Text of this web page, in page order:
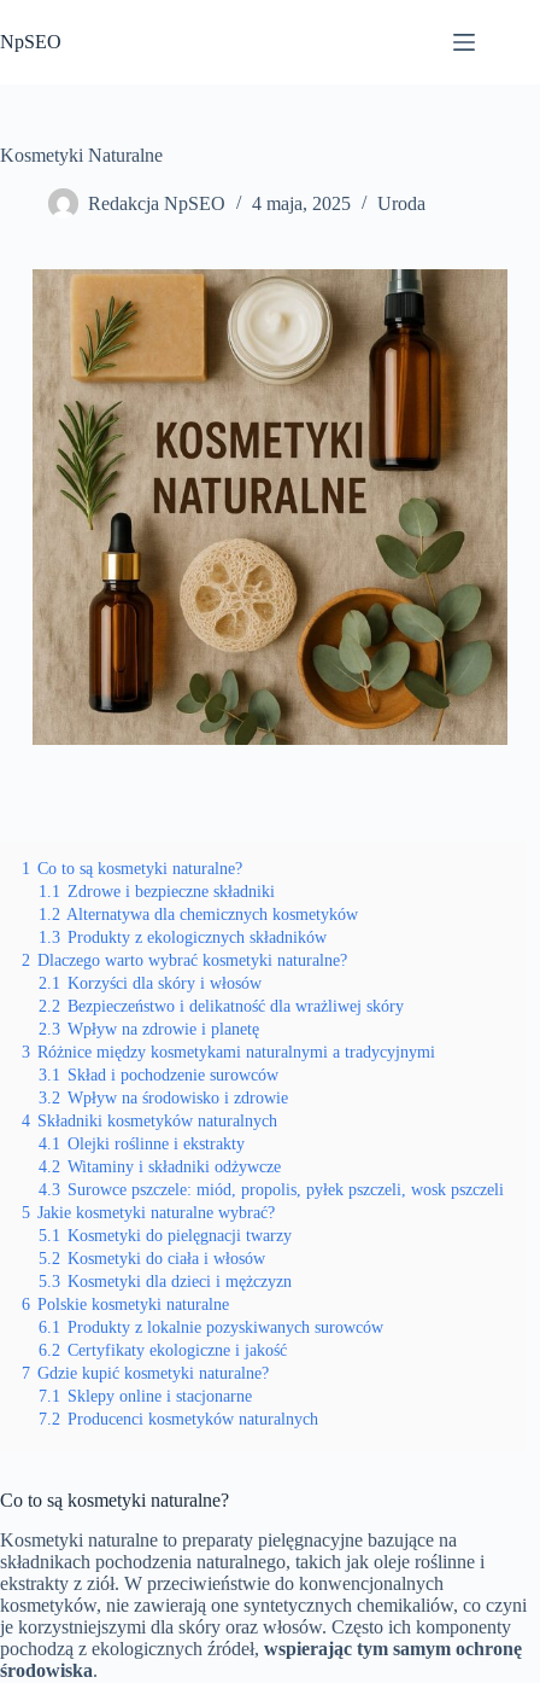
do
treści
NpSEO
Kosmetyki Naturalne
Redakcja NpSEO 4 maja, 2025 Uroda
1 Co to są kosmetyki naturalne?
1.1 Zdrowe i bezpieczne składniki
1.2 Alternatywa dla chemicznych kosmetyków
1.3 Produkty z ekologicznych składników
2 Dlaczego warto wybrać kosmetyki naturalne?
2.1 Korzyści dla skóry i włosów
2.2 Bezpieczeństwo i delikatność dla wrażliwej skóry
2.3 Wpływ na zdrowie i planetę
3 Różnice między kosmetykami naturalnymi a tradycyjnymi
3.1 Skład i pochodzenie surowców
3.2 Wpływ na środowisko i zdrowie
4 Składniki kosmetyków naturalnych
4.1 Olejki roślinne i ekstrakty
4.2 Witaminy i składniki odżywcze
4.3 Surowce pszczele: miód, propolis, pyłek pszczeli, wosk pszczeli
5 Jakie kosmetyki naturalne wybrać?
5.1 Kosmetyki do pielęgnacji twarzy
5.2 Kosmetyki do ciała i włosów
5.3 Kosmetyki dla dzieci i mężczyzn
6 Polskie kosmetyki naturalne
6.1 Produkty z lokalnie pozyskiwanych surowców
6.2 Certyfikaty ekologiczne i jakość
7 Gdzie kupić kosmetyki naturalne?
7.1 Sklepy online i stacjonarne
7.2 Producenci kosmetyków naturalnych
Co to są kosmetyki naturalne?
Kosmetyki naturalne to preparaty pielęgnacyjne bazujące na
składnikach pochodzenia naturalnego, takich jak oleje roślinne i
ekstrakty z ziół. W przeciwieństwie do konwencjonalnych
kosmetyków, nie zawierają one syntetycznych chemikaliów, co czyni
je korzystniejszymi dla skóry oraz włosów. Często ich komponenty
pochodzą z ekologicznych źródeł, wspierając tym samym ochronę
środowiska.